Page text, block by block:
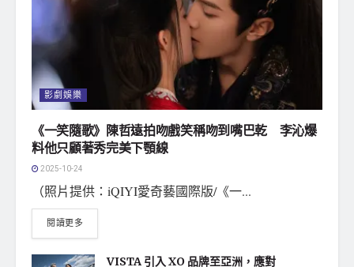
影劇娛樂
《一笑隨歌》陳哲遠拍吻戲笑稱吻到嘴巴乾 李沁爆
料他只顧著秀完美下顎線
2025-10-24
（照片提供：iQIYI愛奇藝國際版/《一...
閱讀更多
VISTA 引入 XO 品牌至亞洲，應對